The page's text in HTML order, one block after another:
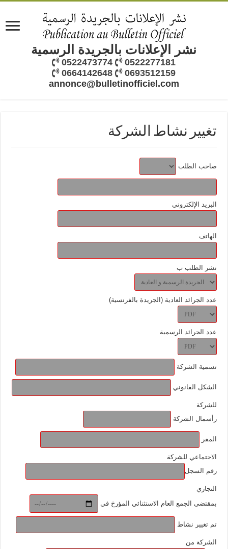
نشر الإعلانات بالجريدة الرسمية
0522473774
0522277181
0664142648
0693512159
annonce@bulletinofficiel.com
تغيير نشاط الشركة
صاحب الطلب
البريد الإلكتروني
الهاتف
نشر الطلب ب
عدد الجرائد العادية (الجريدة بالفرنسية)
عدد الجرائد الرسمية
تسمية الشركة
للشركة
رأسمال الشركة
الاجتماعي للشركة
رقم السجل
التجاري
بمقتضى الجمع العام الاستثنائي المؤرخ في
الشركة من